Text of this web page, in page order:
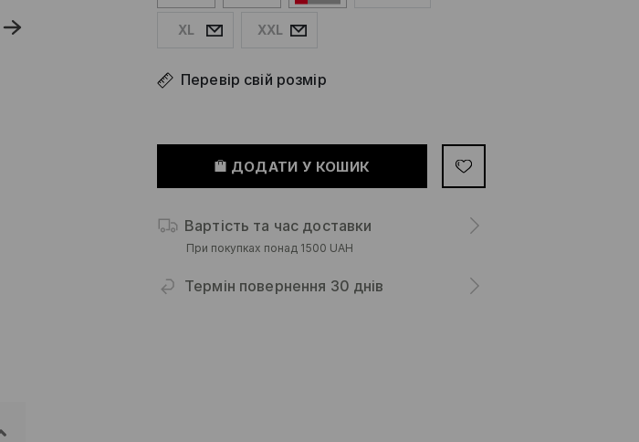
XL XXL
Перевір свій розмір
ДОДАТИ У КОШИК
Вартість та час доставки
При покупках понад 1500 UAH
Термін повернення 30 днів